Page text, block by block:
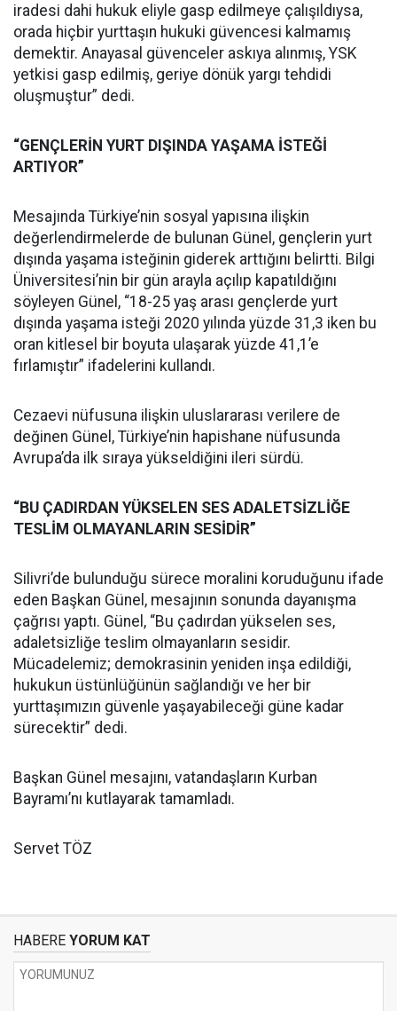
iradesi dahi hukuk eliyle gasp edilmeye çalışıldıysa,
orada hiçbir yurttaşın hukuki güvencesi kalmamış
demektir. Anayasal güvenceler askıya alınmış, YSK
yetkisi gasp edilmiş, geriye dönük yargı tehdidi
oluşmuştur” dedi.
“GENÇLERİN YURT DIŞINDA YAŞAMA İSTEĞİ
ARTIYOR”
Mesajında Türkiye’nin sosyal yapısına ilişkin
değerlendirmelerde de bulunan Günel, gençlerin yurt
dışında yaşama isteğinin giderek arttığını belirtti. Bilgi
Üniversitesi’nin bir gün arayla açılıp kapatıldığını
söyleyen Günel, “18-25 yaş arası gençlerde yurt
dışında yaşama isteği 2020 yılında yüzde 31,3 iken bu
oran kitlesel bir boyuta ulaşarak yüzde 41,1’e
fırlamıştır” ifadelerini kullandı.
Cezaevi nüfusuna ilişkin uluslararası verilere de
değinen Günel, Türkiye’nin hapishane nüfusunda
Avrupa’da ilk sıraya yükseldiğini ileri sürdü.
“BU ÇADIRDAN YÜKSELEN SES ADALETSİZLİĞE
TESLİM OLMAYANLARIN SESİDİR”
Silivri’de bulunduğu sürece moralini koruduğunu ifade
eden Başkan Günel, mesajının sonunda dayanışma
çağrısı yaptı. Günel, “Bu çadırdan yükselen ses,
adaletsizliğe teslim olmayanların sesidir.
Mücadelemiz; demokrasinin yeniden inşa edildiği,
hukukun üstünlüğünün sağlandığı ve her bir
yurttaşımızın güvenle yaşayabileceği güne kadar
sürecektir” dedi.
Başkan Günel mesajını, vatandaşların Kurban
Bayramı’nı kutlayarak tamamladı.
Servet TÖZ
HABERE YORUM KAT